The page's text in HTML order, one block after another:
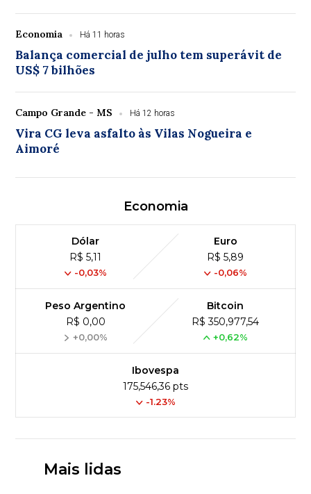
Economia Há 11 horas
Balança comercial de julho tem superávit de
US$ 7 bilhões
Campo Grande - MS Há 12 horas
Vira CG leva asfalto às Vilas Nogueira e
Aimoré
Economia
Dólar
R$ 5,11
-0,03%
Euro
R$ 5,89
-0,06%
Peso Argentino
R$ 0,00
+0,00%
Bitcoin
R$ 350,977,54
+0,62%
Ibovespa
175,546,36 pts
-1.23%
Mais lidas